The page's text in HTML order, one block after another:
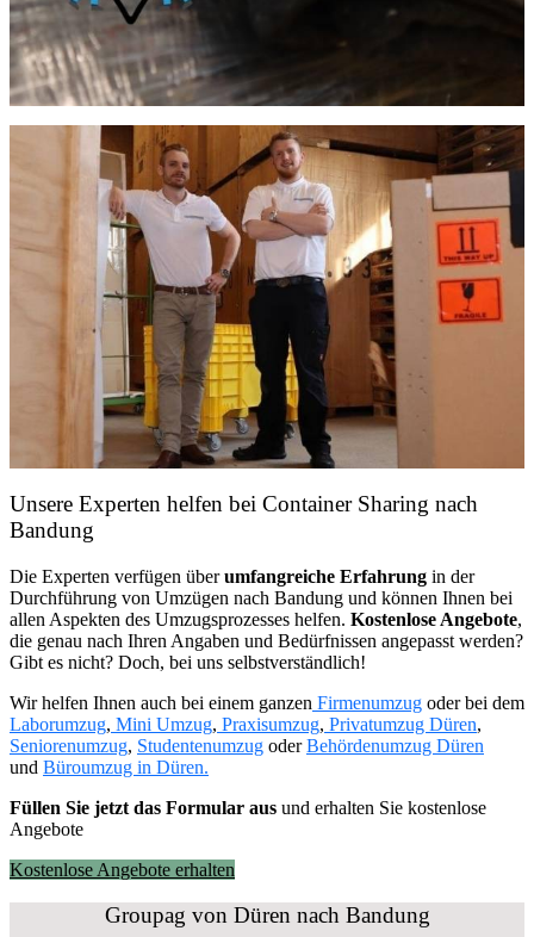
Unsere Experten helfen bei Container Sharing nach
Bandung
Die Experten verfügen überumfangreiche Erfahrung in der
Durchführung von Umzügen nach Bandung und können Ihnen bei
allen Aspekten des Umzugsprozesses helfen. Kostenlose Angebote,
die genau nach Ihren Angaben und Bedürfnissen angepasst werden?
Gibt es nicht? Doch, bei uns selbstverständlich!
Wir helfen Ihnen auch bei einem ganzen Firmenumzug oder bei dem
Laborumzug, Mini Umzug, Praxisumzug, Privatumzug Düren,
Seniorenumzug, Studentenumzug oderBehördenumzug Düren
und Büroumzug in Düren.
Füllen Sie jetzt das Formular aus und erhalten Sie kostenlose
Angebote
Kostenlose Angebote erhalten
Groupag von Düren nach Bandung